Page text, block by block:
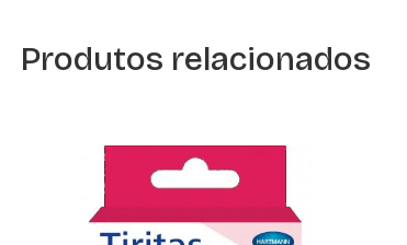
Produtos relacionados